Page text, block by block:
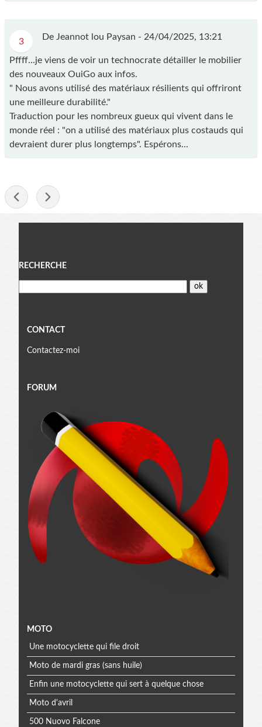
3 De Jeannot lou Paysan - 24/04/2025, 13:21
Pffff...je viens de voir un technocrate détailler le mobilier
des nouveaux OuiGo aux infos.
" Nous avons utilisé des matériaux résilients qui offriront
une meilleure durabilité."
Traduction pour les nombreux gueux qui vivent dans le
monde réel : "on a utilisé des matériaux plus costauds qui
devraient durer plus longtemps". Espérons...
Menu
RECHERCHE
CONTACT
Contactez-moi
FORUM
Menu
extra
MOTO
Une motocyclette qui file droit
Moto de mardi gras (sans huile)
Enfin une motocyclette qui sert à quelque chose
Moto d'avril
500 Nuovo Falcone